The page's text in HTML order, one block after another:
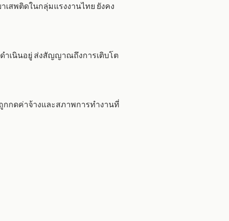
เสพติดในกลุ่มแรงงานไทย ยังคง
ำเนินอยู่ ส่งสัญญาณถึงการเติบโต
กกดค่าจ้างและสภาพการทำงานที่